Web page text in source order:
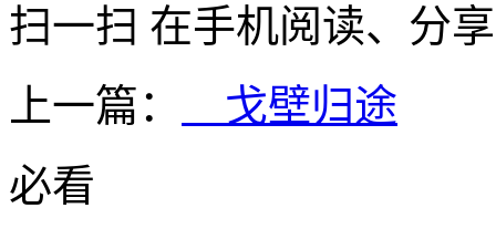
扫一扫 在手机阅读、分
上一篇：
戈壁归途
必看